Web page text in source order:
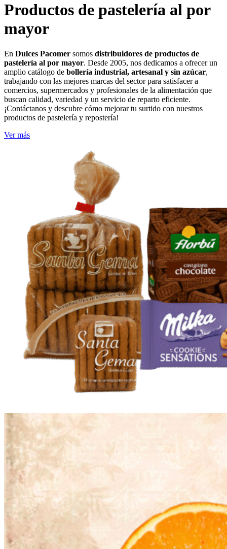
Productos de pastelería al por
mayor
En Dulces Pacomer somos distribuidores de productos de
pastelería al por mayor. Desde 2005, nos dedicamos a ofrecer un
amplio catálogo de bollería industrial, artesanal y sin azúcar,
trabajando con las mejores marcas del sector para satisfacer a
comercios, supermercados y profesionales de la alimentación que
buscan calidad, variedad y un servicio de reparto eficiente.
¡Contáctanos y descubre cómo mejorar tu surtido con nuestros
productos de pastelería y repostería!
Ver más